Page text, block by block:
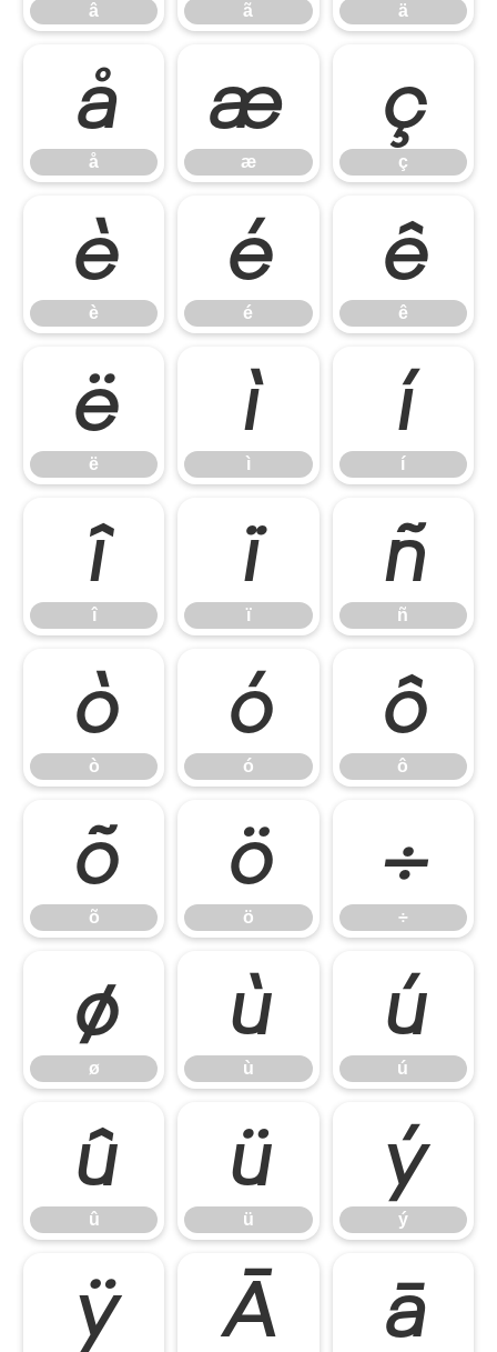
â ã ä
å
å
æ
æ
ç
ç
è
è
é
é
ê
ê
ë
ë
ì
ì
í
í
î
î
ï
ï
ñ
ñ
ò
ò
ó
ó
ô
ô
õ
õ
ö
ö
÷
÷
ø
ø
ù
ù
ú
ú
û
û
ü
ü
ý
ý
ÿ Ā ā